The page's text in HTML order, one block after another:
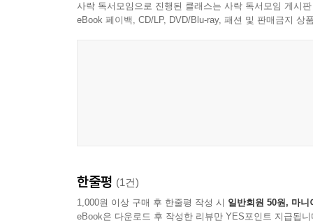
사락 독서모임으로 진행된 클래스는 사락 독서모임 게시
eBook 페이백, CD/LP, DVD/Blu-ray, 패션 및 판매금지 상
한줄평 (1건)
1,000원 이상 구매 후 한줄평 작성 시 일반회원 50원, 마니
eBook은 다운로드 후 작성한 리뷰만 YES포인트 지급됩니